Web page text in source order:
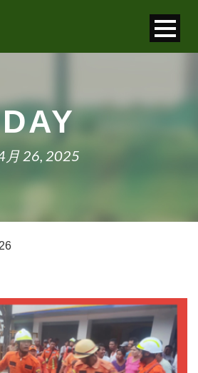
問い合わせ
DAY
月 26, 2025
26